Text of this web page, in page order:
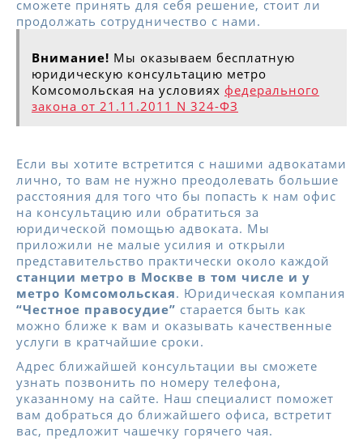
сможете принять для себя решение, стоит ли
продолжать сотрудничество с нами.
Внимание! Мы оказываем бесплатную
юридическую консультацию метро
Комсомольская на условиях федерального
закона от 21.11.2011 N 324-ФЗ
Если вы хотите встретится с нашими адвокатами
лично, то вам не нужно преодолевать большие
расстояния для того что бы попасть к нам офис
на консультацию или обратиться за
юридической помощью адвоката. Мы
приложили не малые усилия и открыли
представительство практически около каждой
станции метро в Москве в том числе и у
метро Комсомольская. Юридическая компания
“Честное правосудие” старается быть как
можно ближе к вам и оказывать качественные
услуги в кратчайшие сроки.
Адрес ближайшей консультации вы сможете
узнать позвонить по номеру телефона,
указанному на сайте. Наш специалист поможет
вам добраться до ближайшего офиса, встретит
вас, предложит чашечку горячего чая.